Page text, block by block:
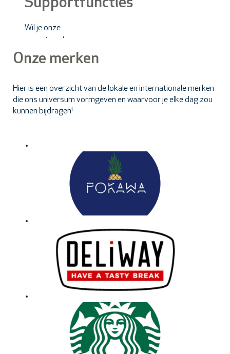
producten.
Supportfuncties
Wil je onze
operationele
ondersteunen?
Resources,
Finance,
Marketing… je
ontwikkeling van
SSP Belgium en
SSP Luxemburg
door te werken
aan transversale
en structurerende
Onze merken
Hier is een overzicht van de lokale en internationale merken
die ons universum vormgeven en waarvoor je elke dag zou
kunnen bijdragen!